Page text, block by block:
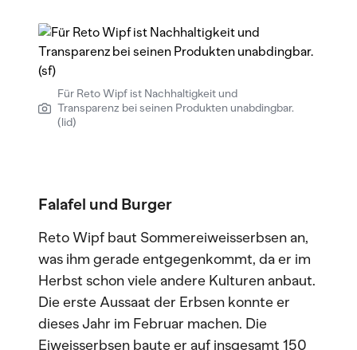
Für Reto Wipf ist Nachhaltigkeit und
Transparenz bei seinen Produkten unabdingbar.
(lid)
Falafel und Burger
Reto Wipf baut Sommereiweisserbsen an,
was ihm gerade entgegenkommt, da er im
Herbst schon viele andere Kulturen anbaut.
Die erste Aussaat der Erbsen konnte er
dieses Jahr im Februar machen. Die
Eiweisserbsen baute er auf insgesamt 150